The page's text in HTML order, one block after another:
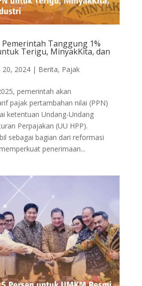
Pemerintah Tanggung 1%
Terigu, MinyakKita, dan
20, 2024| Berita, Pajak
pemerintah akan
pajak pertambahan nilai (PPN)
ketentuan Undang-Undang
Perpajakan (UU HPP).
sebagai bagian dari reformasi
penerimaan...